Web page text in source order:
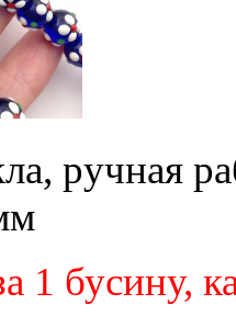
ручная
1 бусину,